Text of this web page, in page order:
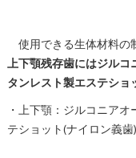
使用できる生体材料の
上下顎残存歯にはジル
タンレスト製エステショ
・上下顎：ジルコニア
テショット(ナイロン義歯)